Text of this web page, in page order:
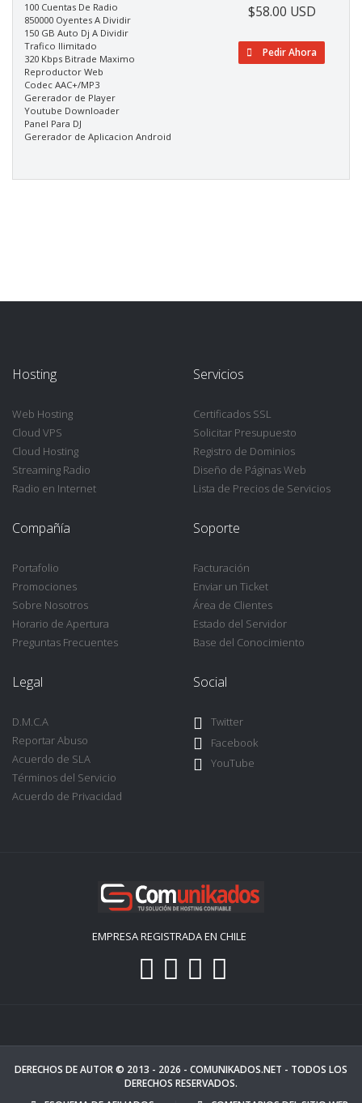
100 Cuentas De Radio
850000 Oyentes A Dividir
150 GB Auto Dj A Dividir
Trafico Ilimitado
320 Kbps Bitrade Maximo
Reproductor Web
Codec AAC+/MP3
Gererador de Player
Youtube Downloader
Panel Para DJ
Gererador de Aplicacion Android
$58.00 USD
Pedir Ahora
Hosting
Web Hosting
Cloud VPS
Cloud Hosting
Streaming Radio
Radio en Internet
Servicios
Certificados SSL
Solicitar Presupuesto
Registro de Dominios
Diseño de Páginas Web
Lista de Precios de Servicios
Compañía
Portafolio
Promociones
Sobre Nosotros
Horario de Apertura
Preguntas Frecuentes
Soporte
Facturación
Enviar un Ticket
Área de Clientes
Estado del Servidor
Base del Conocimiento
Legal
D.M.C.A
Reportar Abuso
Acuerdo de SLA
Términos del Servicio
Acuerdo de Privacidad
Social
Twitter
Facebook
YouTube
EMPRESA REGISTRADA EN CHILE
DERECHOS DE AUTOR © 2013 - 2026 - COMUNIKADOS.NET - TODOS LOS
DERECHOS RESERVADOS.